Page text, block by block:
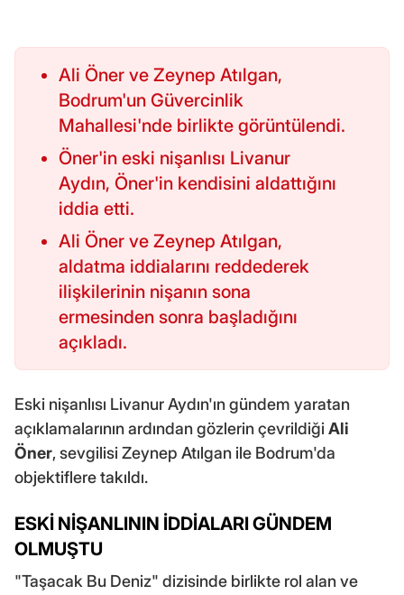
Ali Öner ve Zeynep Atılgan,
Bodrum'un Güvercinlik
Mahallesi'nde birlikte görüntülendi.
Öner'in eski nişanlısı Livanur
Aydın, Öner'in kendisini aldattığını
iddia etti.
Ali Öner ve Zeynep Atılgan,
aldatma iddialarını reddederek
ilişkilerinin nişanın sona
ermesinden sonra başladığını
açıkladı.
Eski nişanlısı Livanur Aydın'ın gündem yaratan
açıklamalarının ardından gözlerin çevrildiğiAli
Öner, sevgilisi Zeynep Atılgan ile Bodrum'da
objektiflere takıldı.
ESKİ NİŞANLININ İDDİALARI GÜNDEM
OLMUŞTU
"Taşacak Bu Deniz" dizisinde birlikte rol alan ve